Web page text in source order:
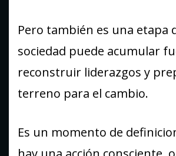
Pero también es una etapa
sociedad puede acumular
reconstruir liderazgos y
terreno para el cambio.
Es un momento de